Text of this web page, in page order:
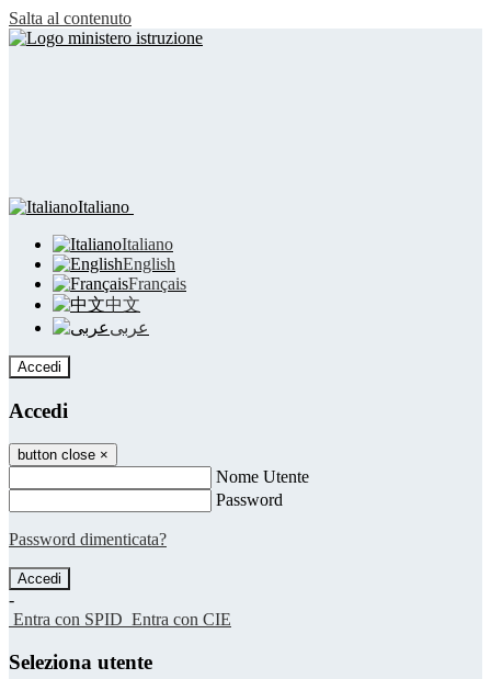
Salta al contenuto
Italiano
Italiano
English
Français
中文
عربى
Accedi
Accedi
button close ×
Nome Utente
Password
Password dimenticata?
-
Entra con SPID Entra con CIE
Seleziona utente